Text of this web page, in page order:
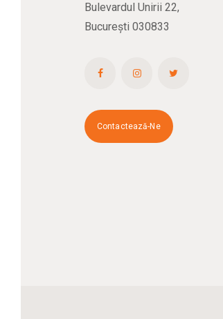
Bulevardul Unirii 22,
București 030833
Contactează-Ne